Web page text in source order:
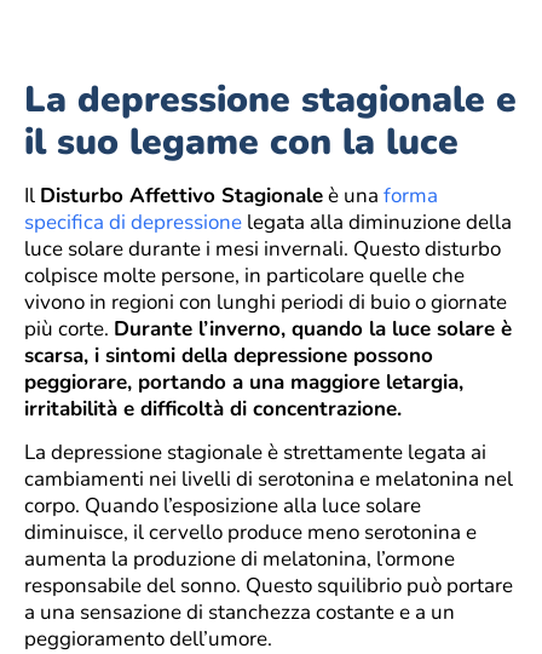
La depressione stagionale e
il suo legame con la luce
Il Disturbo Affettivo Stagionaleè una forma
specifica di depressione legata alla diminuzione della
luce solare durante i mesi invernali. Questo disturbo
colpisce molte persone, in particolare quelle che
vivono in regioni con lunghi periodi di buio o giornate
più corte. Durante l’inverno, quando la luce solare è
scarsa, i sintomi della depressione possono
peggiorare, portando a una maggiore letargia,
irritabilità e difficoltà di concentrazione.
La depressione stagionale è strettamente legata ai
cambiamenti nei livelli di serotonina e melatonina nel
corpo. Quando l’esposizione alla luce solare
diminuisce, il cervello produce meno serotonina e
aumenta la produzione di melatonina, l’ormone
responsabile del sonno. Questo squilibrio può portare
a una sensazione di stanchezza costante e a un
peggioramento dell’umore.